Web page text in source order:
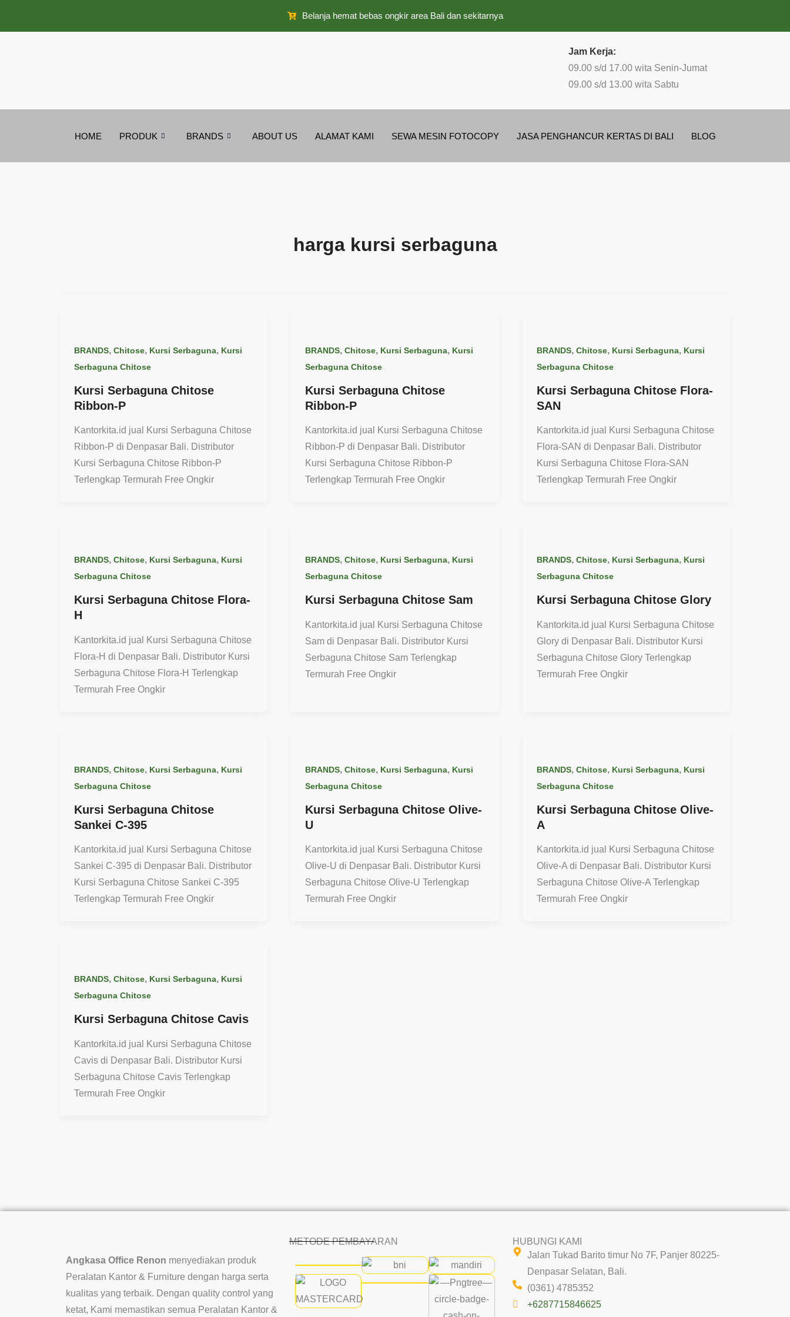
Belanja hemat bebas ongkir area Bali dan sekitarnya
Jam Kerja:
09.00 s/d 17.00 wita Senin-Jumat
09.00 s/d 13.00 wita Sabtu
HOME PRODUK BRANDS ABOUT US ALAMAT KAMI SEWA MESIN FOTOCOPY JASA PENGHANCUR KERTAS DI BALI BLOG
harga kursi serbaguna
BRANDS, Chitose, Kursi Serbaguna, Kursi
Serbaguna Chitose
Kursi Serbaguna Chitose
Ribbon-P
Kantorkita.id jual Kursi Serbaguna Chitose
Ribbon-P di Denpasar Bali. Distributor
Kursi Serbaguna Chitose Ribbon-P
Terlengkap Termurah Free Ongkir
BRANDS,Chitose, Kursi Serbaguna, Kursi
Serbaguna Chitose
Kursi Serbaguna Chitose
Ribbon-P
Kantorkita.id jual Kursi Serbaguna Chitose
Ribbon-P di Denpasar Bali. Distributor
Kursi Serbaguna Chitose Ribbon-P
Terlengkap Termurah Free Ongkir
BRANDS, Chitose, Kursi Serbaguna, Kursi
Serbaguna Chitose
Kursi Serbaguna Chitose Flora-
SAN
Kantorkita.id jual Kursi Serbaguna Chitose
Flora-SAN di Denpasar Bali. Distributor
Kursi Serbaguna Chitose Flora-SAN
Terlengkap Termurah Free Ongkir
BRANDS, Chitose, Kursi Serbaguna, Kursi
Serbaguna Chitose
Kursi Serbaguna Chitose Flora-
H
Kantorkita.id jual Kursi Serbaguna Chitose
Flora-H di Denpasar Bali. Distributor Kursi
Serbaguna Chitose Flora-H Terlengkap
Termurah Free Ongkir
BRANDS,Chitose, Kursi Serbaguna, Kursi
Serbaguna Chitose
Kursi Serbaguna Chitose Sam
Kantorkita.id jual Kursi Serbaguna Chitose
Sam di Denpasar Bali. Distributor Kursi
Serbaguna Chitose Sam Terlengkap
Termurah Free Ongkir
BRANDS, Chitose, Kursi Serbaguna, Kursi
Serbaguna Chitose
Kursi Serbaguna Chitose Glory
Kantorkita.id jual Kursi Serbaguna Chitose
Glory di Denpasar Bali. Distributor Kursi
Serbaguna Chitose Glory Terlengkap
Termurah Free Ongkir
BRANDS, Chitose, Kursi Serbaguna, Kursi
Serbaguna Chitose
Kursi Serbaguna Chitose
Sankei C-395
Kantorkita.id jual Kursi Serbaguna Chitose
Sankei C-395 di Denpasar Bali. Distributor
Kursi Serbaguna Chitose Sankei C-395
Terlengkap Termurah Free Ongkir
BRANDS,Chitose, Kursi Serbaguna, Kursi
Serbaguna Chitose
Kursi Serbaguna Chitose Olive-
U
Kantorkita.id jual Kursi Serbaguna Chitose
Olive-U di Denpasar Bali. Distributor Kursi
Serbaguna Chitose Olive-U Terlengkap
Termurah Free Ongkir
BRANDS, Chitose, Kursi Serbaguna, Kursi
Serbaguna Chitose
Kursi Serbaguna Chitose Olive-
A
Kantorkita.id jual Kursi Serbaguna Chitose
Olive-A di Denpasar Bali. Distributor Kursi
Serbaguna Chitose Olive-A Terlengkap
Termurah Free Ongkir
BRANDS, Chitose, Kursi Serbaguna, Kursi
Serbaguna Chitose
Kursi Serbaguna Chitose Cavis
Kantorkita.id jual Kursi Serbaguna Chitose
Cavis di Denpasar Bali. Distributor Kursi
Serbaguna Chitose Cavis Terlengkap
Termurah Free Ongkir
Angkasa Office Renon menyediakan produk
Peralatan Kantor & Furniture dengan harga serta
kualitas yang terbaik. Dengan quality control yang
ketat, Kami memastikan semua Peralatan Kantor &
METODE PEMBAYARAN
HUBUNGI KAMI
Jalan Tukad Barito timur No 7F, Panjer 80225-
Denpasar Selatan, Bali.
(0361) 4785352
+6287715846625